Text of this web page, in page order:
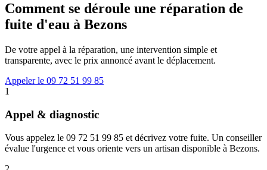
Comment se déroule une réparation de
fuite d'eau à Bezons
De votre appel à la réparation, une intervention simple et
transparente, avec le prix annoncé avant le déplacement.
Appeler le 09 72 51 99 85
1
Appel & diagnostic
Vous appelez le 09 72 51 99 85 et décrivez votre fuite. Un conseiller
évalue l'urgence et vous oriente vers un artisan disponible à Bezons.